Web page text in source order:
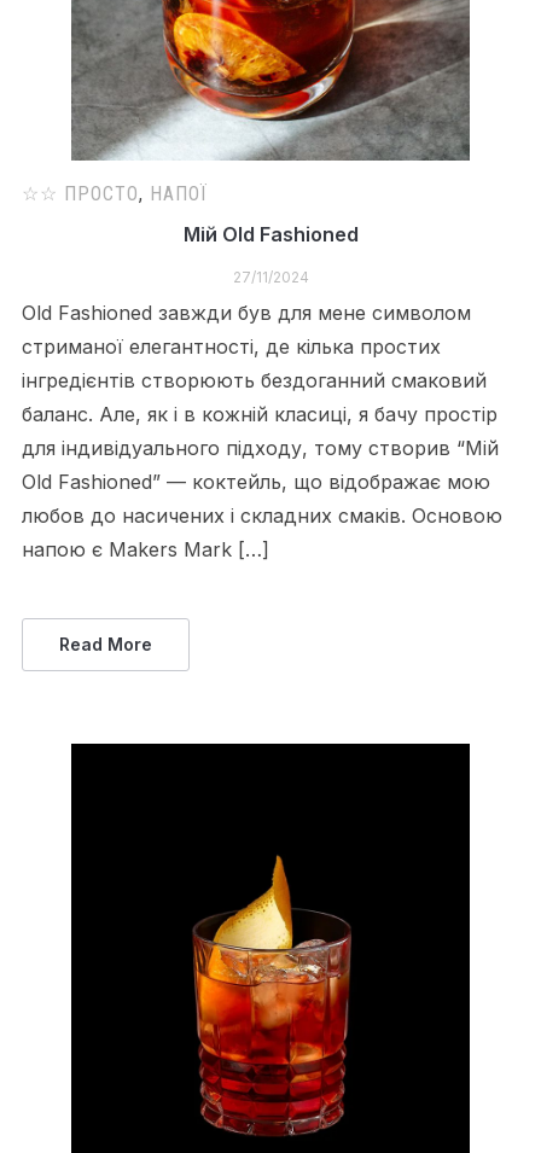
☆☆ ПРОСТО, НАПОЇ
Мій Old Fashioned
27/11/2024
Old Fashioned завжди був для мене символом
стриманої елегантності, де кілька простих
інгредієнтів створюють бездоганний смаковий
баланс. Але, як і в кожній класиці, я бачу простір
для індивідуального підходу, тому створив “Мій
Old Fashioned” — коктейль, що відображає мою
любов до насичених і складних смаків. Основою
напою є Makers Mark […]
Read More